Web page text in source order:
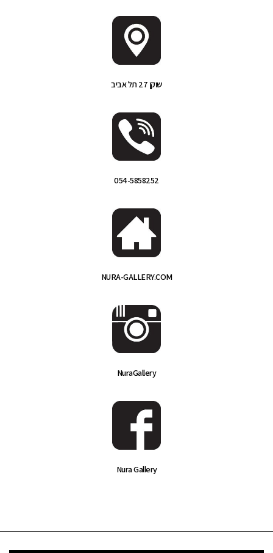
שוקן 27 תל אביב
054-5858252
NURA-GALLERY.COM
NuraGallery
Nura Gallery